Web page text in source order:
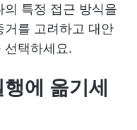
특정 접근 방식을
거를 고려하고 대안
선택하세요.
에 옮기세